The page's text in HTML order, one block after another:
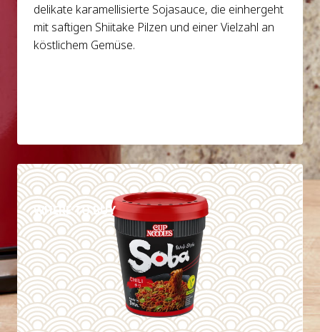
delikate karamellisierte Sojasauce, die einhergeht
mit saftigen Shiitake Pilzen und einer Vielzahl an
köstlichem Gemüse.
WHERE TO BUY
DETAILS